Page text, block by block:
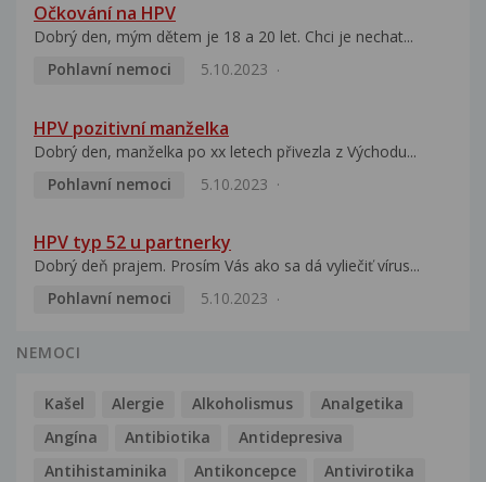
Očkování na HPV
Dobrý den, mým dětem je 18 a 20 let. Chci je nechat...
Pohlavní nemoci
5.10.2023
HPV pozitivní manželka
Dobrý den, manželka po xx letech přivezla z Východu...
Pohlavní nemoci
5.10.2023
HPV typ 52 u partnerky
Dobrý deň prajem. Prosím Vás ako sa dá vyliečiť vírus...
Pohlavní nemoci
5.10.2023
NEMOCI
Kašel Alergie Alkoholismus
Analgetika
Angína
Antibiotika
Antidepresiva
Antihistaminika
Antikoncepce Antivirotika